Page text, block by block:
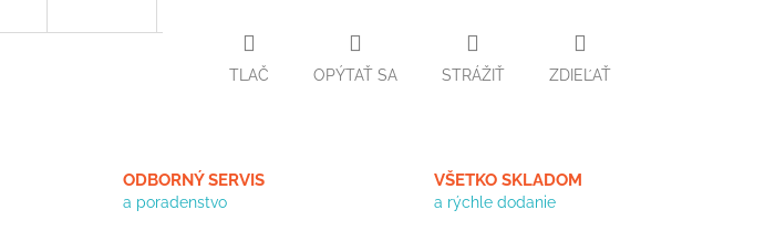
TLAČ OPÝTAŤ SA STRÁŽIŤ ZDIEĽAŤ
ODBORNÝ SERVIS
a poradenstvo
VŠETKO SKLADOM
a rýchle dodanie